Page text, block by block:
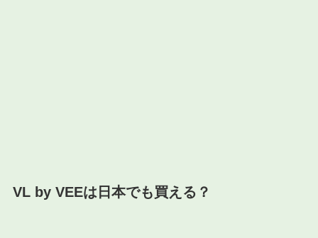
VL by VEEは日本でも買える？